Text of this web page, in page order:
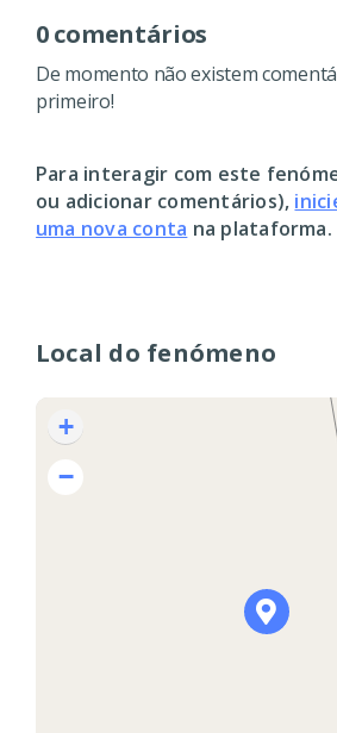
Local do fenómeno
+
−
0 comentários
De momento não existem
primeiro!
Para interagir com este
ou adicionar comentários),
uma nova conta na plataforma.